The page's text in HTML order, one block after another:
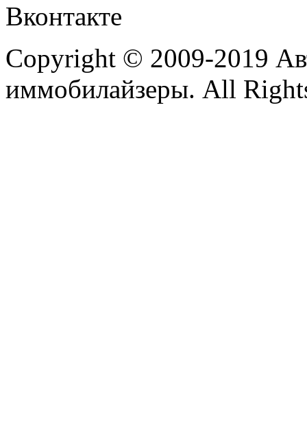
Вконтакте
Copyright © 2009-2019
иммобилайзеры. All